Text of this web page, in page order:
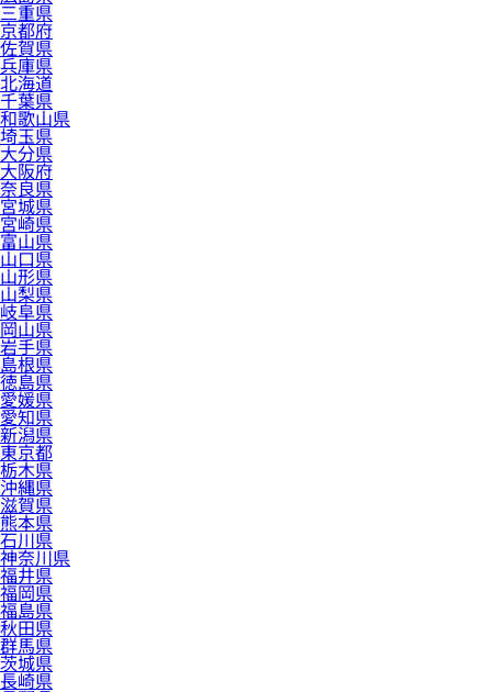
三重県
京都府
佐賀県
兵庫県
北海道
千葉県
和歌山県
埼玉県
大分県
大阪府
奈良県
宮城県
宮崎県
富山県
山口県
山形県
山梨県
岐阜県
岡山県
岩手県
島根県
徳島県
愛媛県
愛知県
新潟県
東京都
栃木県
沖縄県
滋賀県
熊本県
石川県
神奈川県
福井県
福岡県
福島県
秋田県
群馬県
茨城県
長崎県